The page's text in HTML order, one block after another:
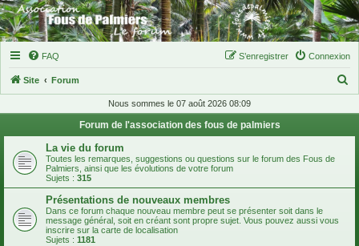
FAQ Connexion
S’enregistrer
Site Forum
h
Nous sommes le 07 août 2026 08:09
Forum de l'association des fous de palmiers
La vie du forum
Toutes les remarques, suggestions ou questions sur le forum des Fous de
Palmiers, ainsi que les évolutions de votre forum
Sujets : 315
Présentations de nouveaux membres
Dans ce forum chaque nouveau membre peut se présenter soit dans le
message général, soit en créant sont propre sujet. Vous pouvez aussi vous
inscrire sur la carte de localisation
Sujets : 1181